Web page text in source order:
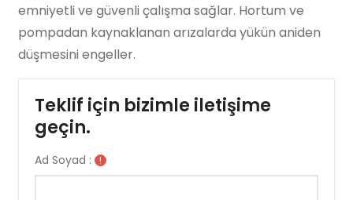
emniyetli ve güvenli çalışma sağlar. Hortum ve
pompadan kaynaklanan arızalarda yükün aniden
düşmesini engeller.
Teklif için bizimle iletişime
geçin.
Ad Soyad : !